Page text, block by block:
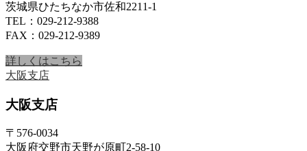
茨城県ひたちなか市佐和2211-1
TEL：029-212-9388
FAX：029-212-9389
詳しくはこちら
大阪支店
大阪支店
〒576-0034
大阪府交野市天野が原町2-58-10